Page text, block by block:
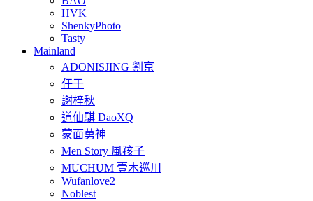
HVK
ShenkyPhoto
Tasty
Mainland
ADONISJING 劉京
任壬
謝梓秋
道仙騏 DaoXQ
蒙面莮神
Men Story 風孩子
MUCHUM 壹木巡川
Wufanlove2
Noblest